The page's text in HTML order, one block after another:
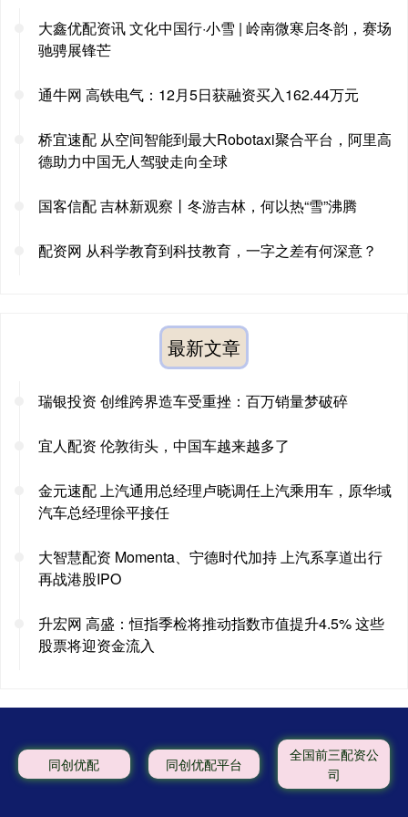
大鑫优配资讯 文化中国行·小雪 | 岭南微寒启冬韵，赛场
驰骋展锋芒
通牛网 高铁电气：12月5日获融资买入162.44万元
桥宜速配 从空间智能到最大Robotaxi聚合平台，阿里高
德助力中国无人驾驶走向全球
国客信配 吉林新观察丨冬游吉林，何以热“雪”沸腾
配资网 从科学教育到科技教育，一字之差有何深意？
最新文章
瑞银投资 创维跨界造车受重挫：百万销量梦破碎
宜人配资 伦敦街头，中国车越来越多了
金元速配 上汽通用总经理卢晓调任上汽乘用车，原华域
汽车总经理徐平接任
大智慧配资 Momenta、宁德时代加持 上汽系享道出行
再战港股IPO
升宏网 高盛：恒指季检将推动指数市值提升4.5% 这些
股票将迎资金流入
同创优配 同创优配平台
全国前三配资公
司